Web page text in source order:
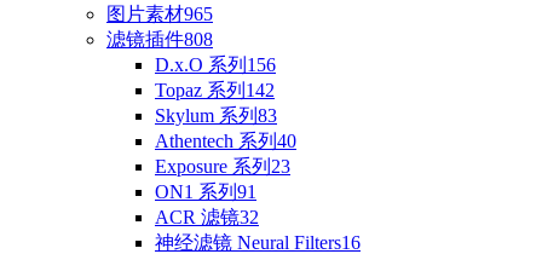
图片素材965
滤镜插件808
D.x.O 系列 156
Topaz 系列 142
Skylum 系列 83
Athentech 系列 40
Exposure 系列 23
ON1 系列 91
ACR 滤镜32
神经滤镜 Neural Filters16